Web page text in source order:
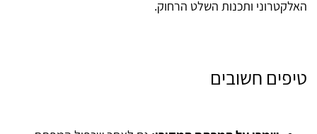
האלקטרוני ותכנות השלט הרחוק.
טיפים חשובים